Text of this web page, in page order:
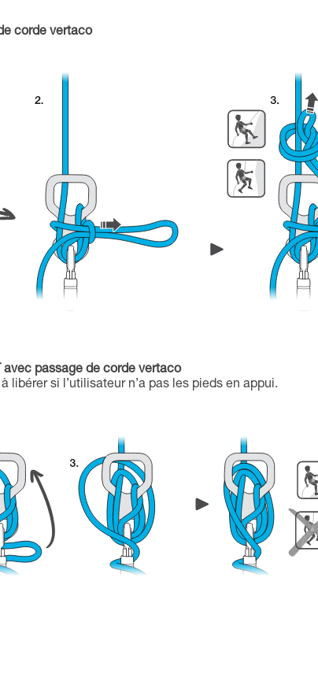
corde vertaco
passage de corde vertaco
si l’utilisateur n’a pas les pieds en appui.